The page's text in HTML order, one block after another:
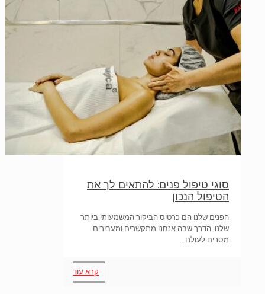
סוגי טיפול פנים: להתאים לך את
הטיפול הנכון
הפנים שלנו הם כרטיס הביקור המשמעותי ביותר
שלנו, הדרך שבה אנחנו מתקשרים ומעבירים
מסרים לעולם…
קרא עוד